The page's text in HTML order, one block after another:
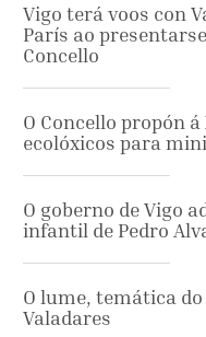
Vigo terá voos con
París ao
Concello
O Concello propón
ecolóxicos para
O goberno de Vigo
infantil de Pedro
O lume, temática
Valadares